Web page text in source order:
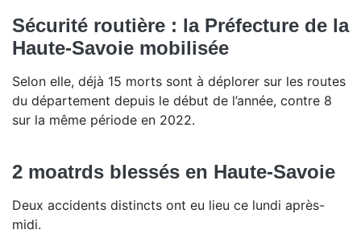
Sécurité routière : la Préfecture de la
Haute-Savoie mobilisée
Selon elle, déjà 15 morts sont à déplorer sur les routes
du département depuis le début de l’année, contre 8
sur la même période en 2022.
2 moatrds blessés en Haute-Savoie
Deux accidents distincts ont eu lieu ce lundi après-
midi.